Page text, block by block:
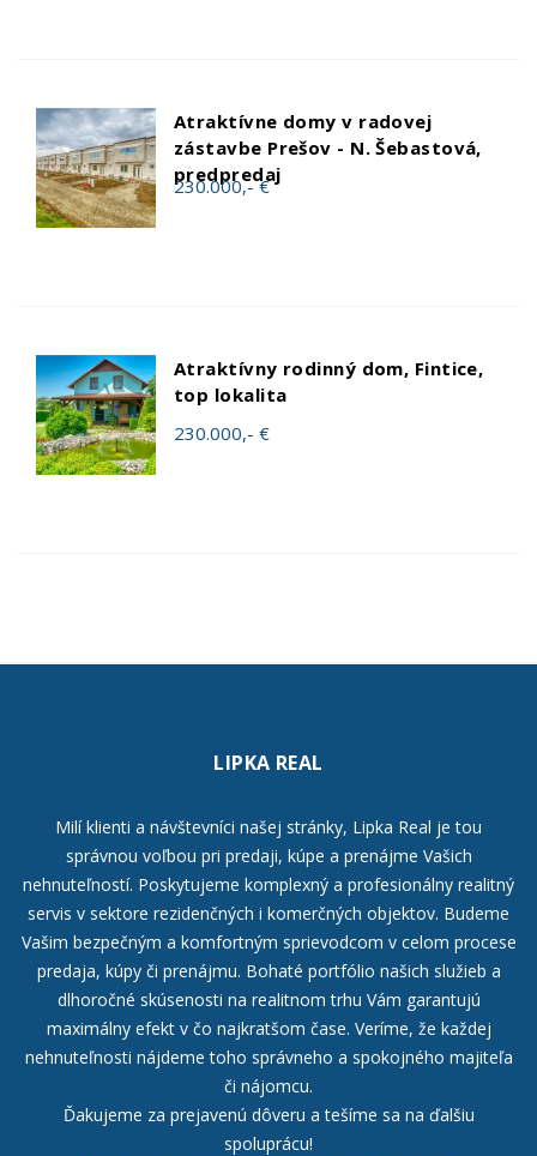
Atraktívne domy v radovej
zástavbe Prešov - N. Šebastová,
predpredaj
230.000,- €
Atraktívny rodinný dom, Fintice,
top lokalita
230.000,- €
LIPKA REAL
Milí klienti a návštevníci našej stránky, Lipka Real je tou
správnou voľbou pri predaji, kúpe a prenájme Vašich
nehnuteľností. Poskytujeme komplexný a profesionálny realitný
servis v sektore rezidenčných i komerčných objektov. Budeme
Vašim bezpečným a komfortným sprievodcom v celom procese
predaja, kúpy či prenájmu. Bohaté portfólio našich služieb a
dlhoročné skúsenosti na realitnom trhu Vám garantujú
maximálny efekt v čo najkratšom čase. Veríme, že každej
nehnuteľnosti nájdeme toho správneho a spokojného majiteľa
či nájomcu.
Ďakujeme za prejavenú dôveru a tešíme sa na ďalšiu
spoluprácu!